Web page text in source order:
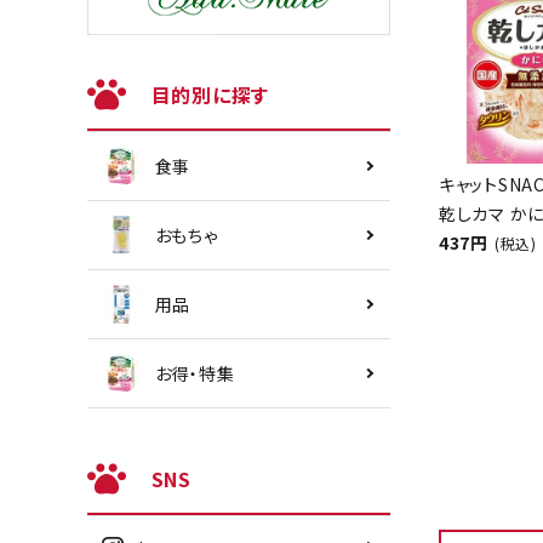
目的別に探す
食事
おもちゃ
用品
お得・特集
SNS
キャット
乾しカマ か
437円 (税込)